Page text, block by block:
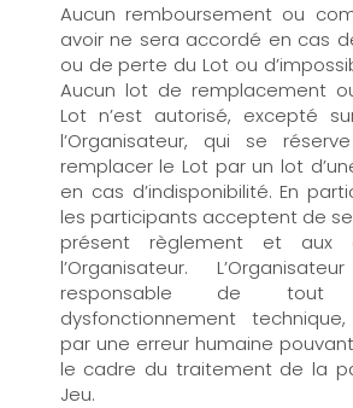
Aucun remboursement ou
avoir ne sera accordé en cas
ou de perte du Lot ou
Aucun lot de remplacement
Lot n’est autorisé, excepté
l’Organisateur, qui se
remplacer le Lot par un lot
en cas d’indisponibilité. En
les participants acceptent de
présent règlement et aux
l’Organisateur.
responsable de
dysfonctionnement
par une erreur humaine
le cadre du traitement de la
Jeu.